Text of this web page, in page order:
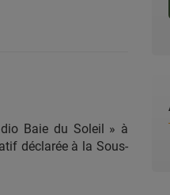
Baie du Soleil » à
déclarée à la Sous-